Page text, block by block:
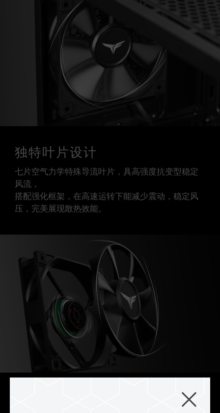
独特叶片设计
七片空气力学特殊导流叶片，具高强度抗变型稳定
风流，
搭配强化框架，在高速运转下能减少震动，稳定风
压，完美展现散热效能。